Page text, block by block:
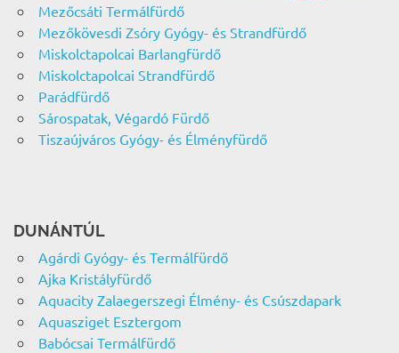
Mezőcsáti Termálfürdő
Mezőkövesdi Zsóry Gyógy- és Strandfürdő
Miskolctapolcai Barlangfürdő
Miskolctapolcai Strandfürdő
Parádfürdő
Sárospatak, Végardó Fürdő
Tiszaújváros Gyógy- és Élményfürdő
DUNÁNTÚL
Agárdi Gyógy- és Termálfürdő
Ajka Kristályfürdő
Aquacity Zalaegerszegi Élmény- és Csúszdapark
Aquasziget Esztergom
Babócsai Termálfürdő